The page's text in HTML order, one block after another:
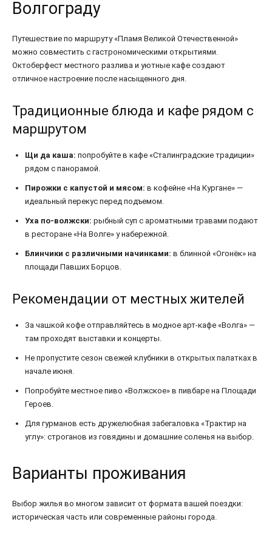
Волгограду
Путешествие по маршруту «Пламя Великой Отечественной»
можно совместить с гастрономическими открытиями.
Октоберфест местного разлива и уютные кафе создают
отличное настроение после насыщенного дня.
Традиционные блюда и кафе рядом с
маршрутом
Щи да каша: попробуйте в кафе «Сталинградские традиции»
рядом с панорамой.
Пирожки с капустой и мясом: в кофейне «На Кургане» —
идеальный перекус перед подъемом.
Уха по-волжски: рыбный суп с ароматными травами подают
в ресторане «На Волге» у набережной.
Блинчики с различными начинками: в блинной «Огонёк» на
площади Павших Борцов.
Рекомендации от местных жителей
За чашкой кофе отправляйтесь в модное арт-кафе «Волга» —
там проходят выставки и концерты.
Не пропустите сезон свежей клубники в открытых палатках в
начале июня.
Попробуйте местное пиво «Волжское» в пивбаре на Площади
Героев.
Для гурманов есть дружелюбная забегаловка «Трактир на
углу»: строганов из говядины и домашние соленья на выбор.
Варианты проживания
Выбор жилья во многом зависит от формата вашей поездки:
историческая часть или современные районы города.